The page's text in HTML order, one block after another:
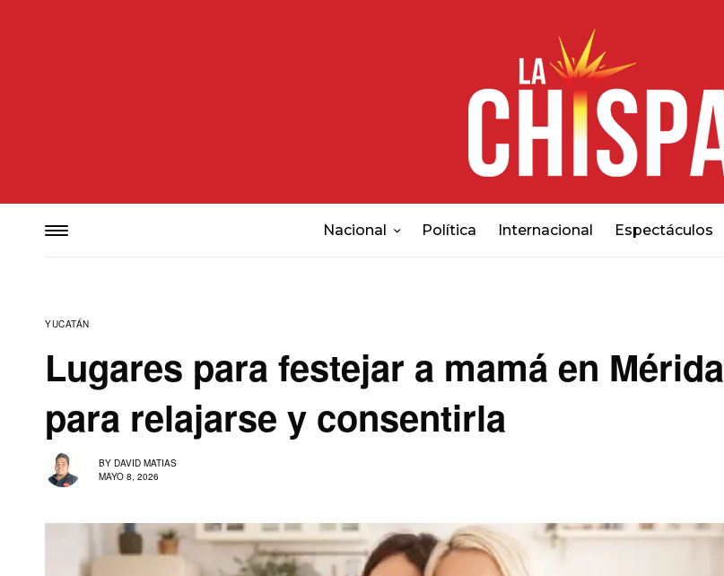
Nacional Política Internacional Espectáculos
YUCATÁN
Lugares para festejar a mamá en Mérida
para relajarse y consentirla
BY DAVID MATIAS
MAYO 8, 2026